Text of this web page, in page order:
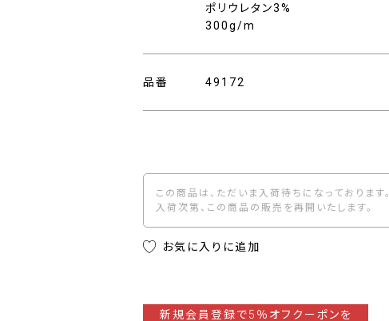
ポリウレタン3%
300g/m
品番 49172
この商品は、ただいま入荷待ちになっております。
入荷次第、この商品の販売を再開いたします。
お気に入りに追加
新規会員登録で5％オフクーポンを